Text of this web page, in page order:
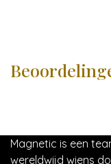
Magnetic is een
wereldwijd wiens